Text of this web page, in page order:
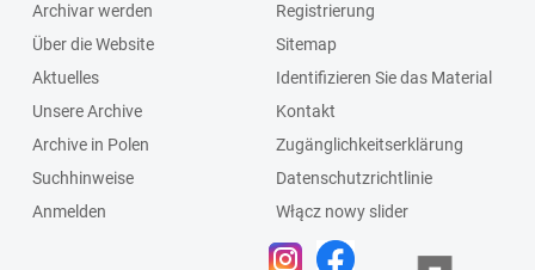
Archivar werden
Über die Website
Aktuelles
Unsere Archive
Archive in Polen
Suchhinweise
Anmelden
Registrierung
Sitemap
Identifizieren Sie das Material
Kontakt
Zugänglichkeitserklärung
Datenschutzrichtlinie
Włącz nowy slider